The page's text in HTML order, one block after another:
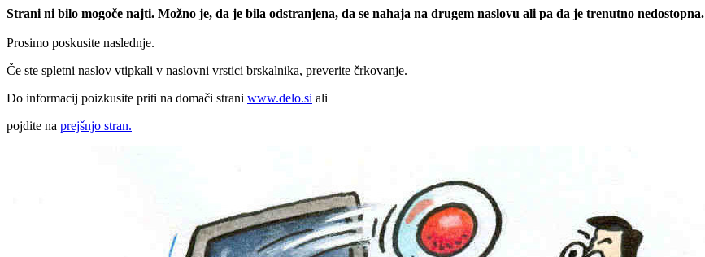
Strani ni bilo mogoče najti. Možno je, da je bila odstranjena, da se nahaja na drugem naslovu ali pa da je trenutno nedostopna.
Prosimo poskusite naslednje.
Če ste spletni naslov vtipkali v naslovni vrstici brskalnika, preverite črkovanje.
Do informacij poizkusite priti na domači strani www.delo.si ali
pojdite na prejšnjo stran.